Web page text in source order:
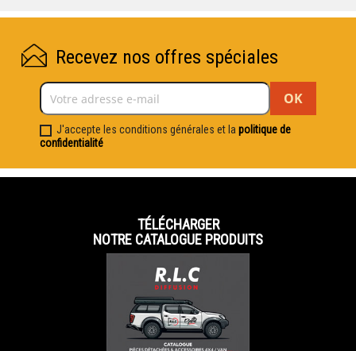
Recevez nos offres spéciales
J'accepte les conditions générales et la politique de
confidentialité
TÉLÉCHARGER
NOTRE CATALOGUE PRODUITS